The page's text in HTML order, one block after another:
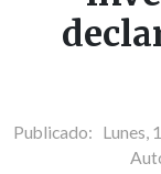
Publicado: Lunes,